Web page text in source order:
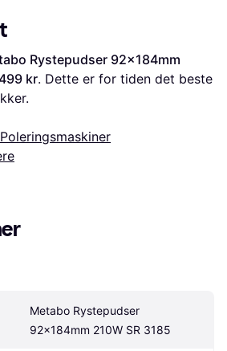
Rystepudser 92x184mm
kr. Dette er for tiden det beste
Metabo Rystepudser
92x184mm 210W SR 3185